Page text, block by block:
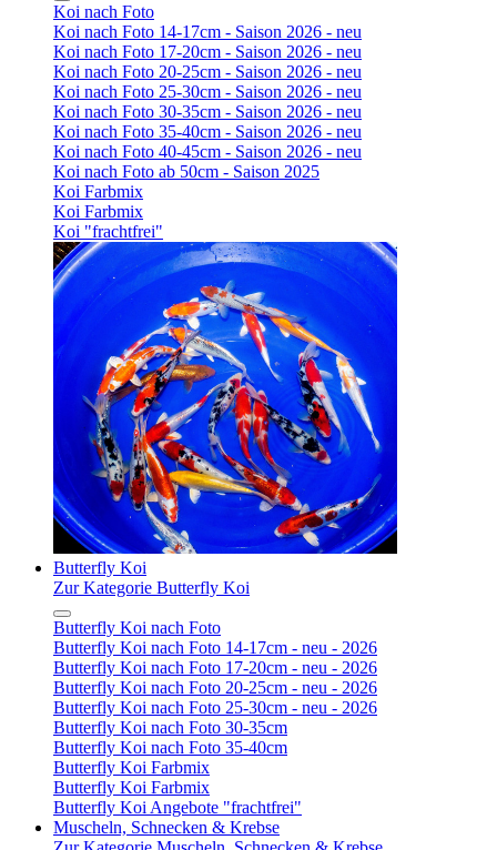
Koi nach Foto
Koi nach Foto 14-17cm - Saison 2026 - neu
Koi nach Foto 17-20cm - Saison 2026 - neu
Koi nach Foto 20-25cm - Saison 2026 - neu
Koi nach Foto 25-30cm - Saison 2026 - neu
Koi nach Foto 30-35cm - Saison 2026 - neu
Koi nach Foto 35-40cm - Saison 2026 - neu
Koi nach Foto 40-45cm - Saison 2026 - neu
Koi nach Foto ab 50cm - Saison 2025
Koi Farbmix
Koi Farbmix
Koi "frachtfrei"
Butterfly Koi
Zur Kategorie Butterfly Koi
Butterfly Koi nach Foto
Butterfly Koi nach Foto 14-17cm - neu - 2026
Butterfly Koi nach Foto 17-20cm - neu - 2026
Butterfly Koi nach Foto 20-25cm - neu - 2026
Butterfly Koi nach Foto 25-30cm - neu - 2026
Butterfly Koi nach Foto 30-35cm
Butterfly Koi nach Foto 35-40cm
Butterfly Koi Farbmix
Butterfly Koi Farbmix
Butterfly Koi Angebote "frachtfrei"
Muscheln, Schnecken & Krebse